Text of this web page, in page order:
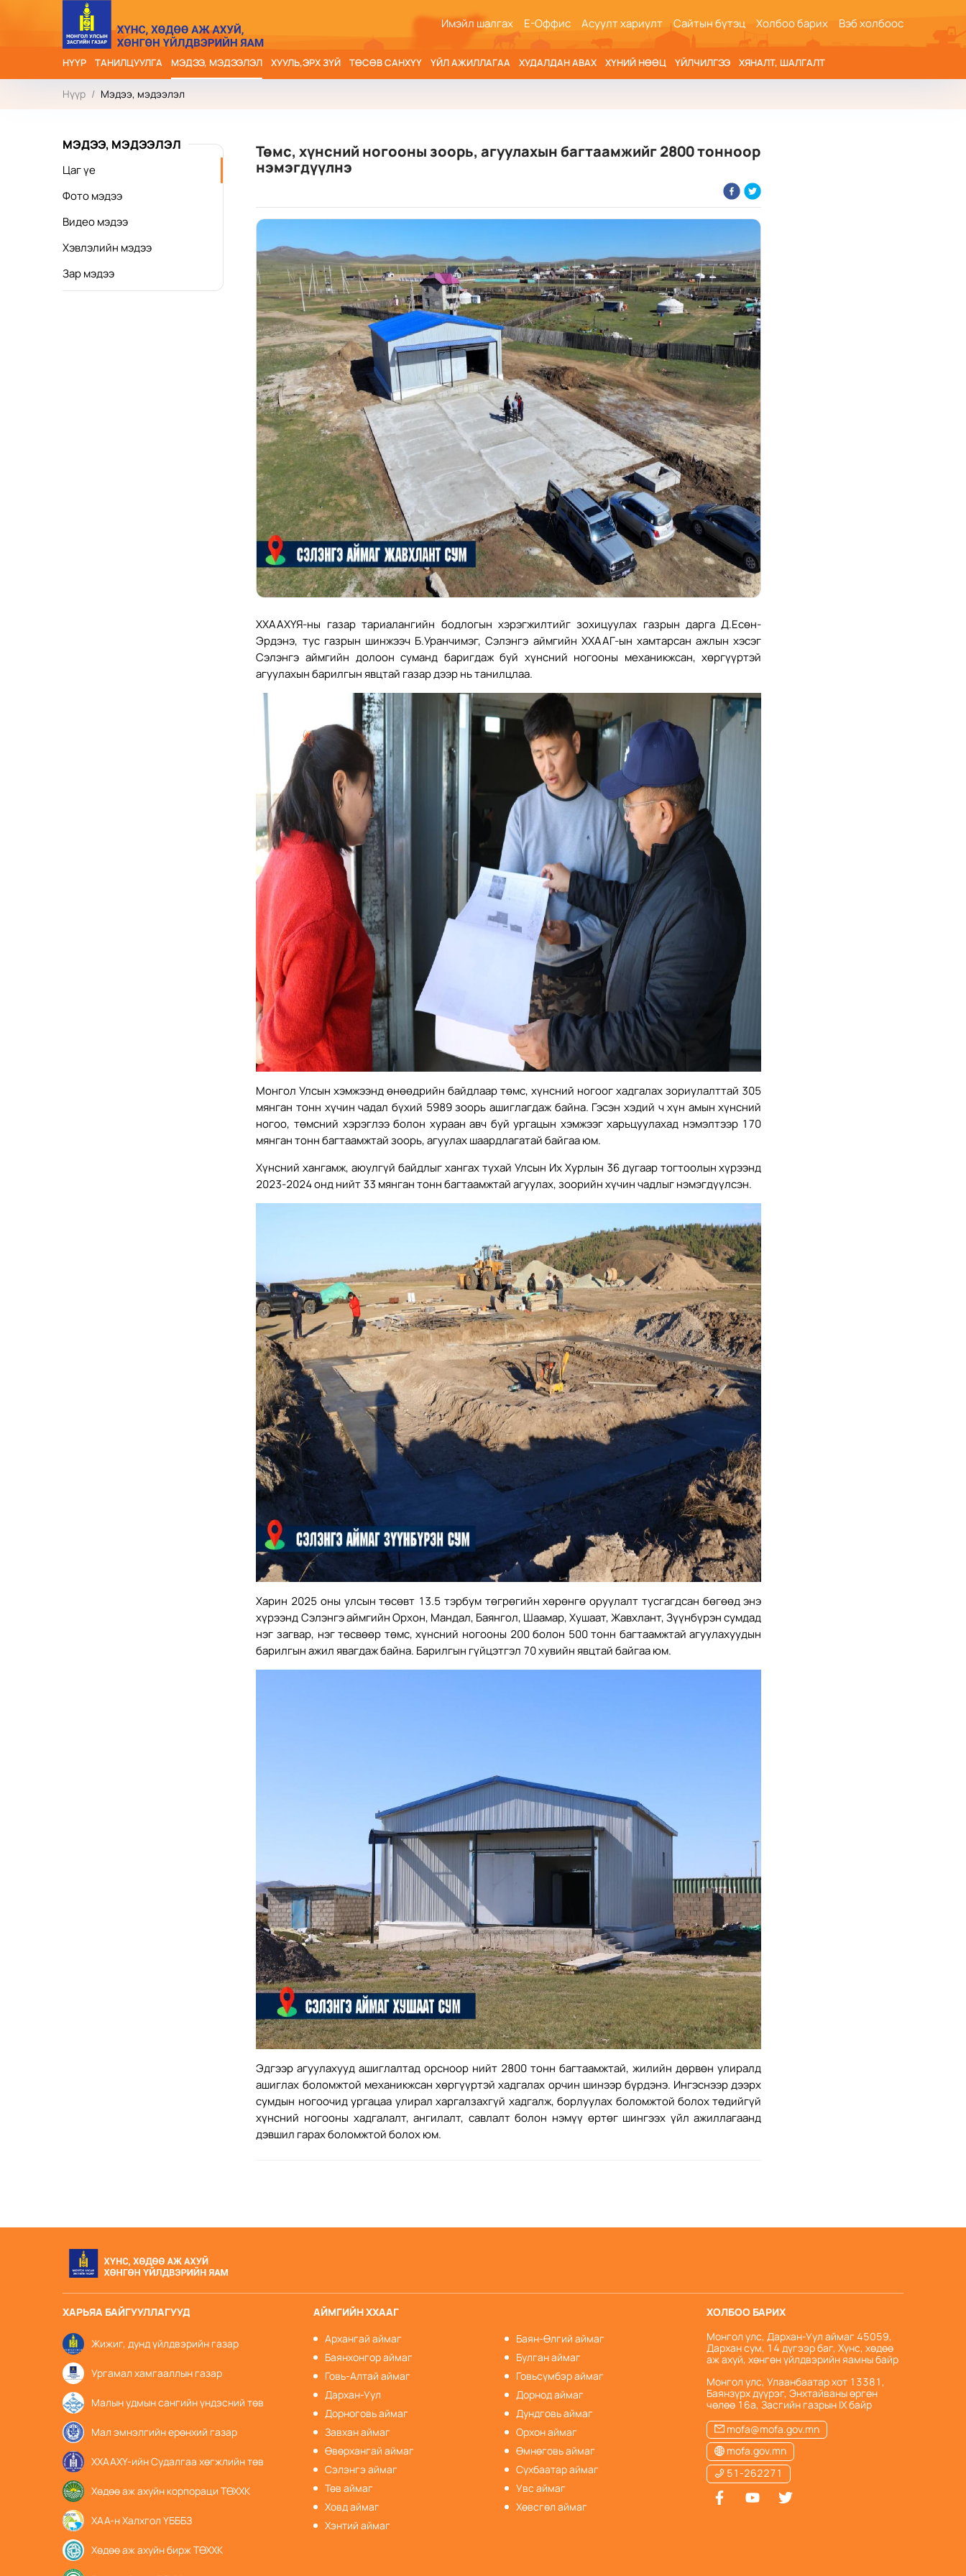
Имэйл шалгах Е-Оффис Асуулт хариулт Сайтын бүтэц Холбоо барих Вэб холбоос
НҮҮР ТАНИЛЦУУЛГА МЭДЭЭ, МЭДЭЭЛЭЛ ХУУЛЬ,ЭРХ ЗҮЙ ТӨСӨВ САНХҮҮ ҮЙЛ АЖИЛЛАГАА ХУДАЛДАН АВАХ ХҮНИЙ НӨӨЦ ҮЙЛЧИЛГЭЭ ХЯНАЛТ, ШАЛГАЛТ
Нүүр / Мэдээ, мэдээлэл
МЭДЭЭ, МЭДЭЭЛЭЛ
Цаг үе
Фото мэдээ
Видео мэдээ
Хэвлэлийн мэдээ
Зар мэдээ
Төмс, хүнсний ногооны зоорь, агуулахын багтаамжийг 2800 тонноор
нэмэгдүүлнэ
ХХААХҮЯ-ны газар тариалангийн бодлогын хэрэгжилтийг зохицуулах газрын дарга Д.Есөн-
Эрдэнэ, тус газрын шинжээч Б.Уранчимэг, Сэлэнгэ аймгийн ХХААГ-ын хамтарсан ажлын хэсэг
Сэлэнгэ аймгийн долоон суманд баригдаж буй хүнсний ногооны механикжсан, хөргүүртэй
агуулахын барилгын явцтай газар дээр нь танилцлаа.
Монгол Улсын хэмжээнд өнөөдрийн байдлаар төмс, хүнсний ногоог хадгалах зориулалттай 305
мянган тонн хүчин чадал бүхий 5989 зоорь ашиглагдаж байна. Гэсэн хэдий ч хүн амын хүнсний
ногоо, төмсний хэрэглээ болон хураан авч буй ургацын хэмжээг харьцуулахад нэмэлтээр 170
мянган тонн багтаамжтай зоорь, агуулах шаардлагатай байгаа юм.
Хүнсний хангамж, аюулгүй байдлыг хангах тухай Улсын Их Хурлын 36 дугаар тогтоолын хүрээнд
2023-2024 онд нийт 33 мянган тонн багтаамжтай агуулах, зоорийн хүчин чадлыг нэмэгдүүлсэн.
Харин 2025 оны улсын төсөвт 13.5 тэрбум төгрөгийн хөрөнгө оруулалт тусгагдсан бөгөөд энэ
хүрээнд Сэлэнгэ аймгийн Орхон, Мандал, Баянгол, Шаамар, Хушаат, Жавхлант, Зүүнбүрэн сумдад
нэг загвар, нэг төсвөөр төмс, хүнсний ногооны 200 болон 500 тонн багтаамжтай агуулахуудын
барилгын ажил явагдаж байна. Барилгын гүйцэтгэл 70 хувийн явцтай байгаа юм.
Эдгээр агуулахууд ашиглалтад орсноор нийт 2800 тонн багтаамжтай, жилийн дөрвөн улиралд
ашиглах боломжтой механикжсан хөргүүртэй хадгалах орчин шинээр бүрдэнэ. Ингэснээр дээрх
сумдын ногоочид ургацаа улирал харгалзахгүй хадгалж, борлуулах боломжтой болох төдийгүй
хүнсний ногооны хадгалалт, ангилалт, савлалт болон нэмүү өртөг шингээх үйл ажиллагаанд
дэвшил гарах боломжтой болох юм.
ХАРЬЯА БАЙГУУЛЛАГУУД
Жижиг, дунд үйлдвэрийн газар
Ургамал хамгааллын газар
Малын удмын сангийн үндэсний төв
Мал эмнэлгийн ерөнхий газар
ХХААХҮ-ийн Судалгаа хөгжлийн төв
Хөдөө аж ахуйн корпораци ТӨХХК
ХАА-н Халхгол ҮБББЗ
Хөдөө аж ахуйн бирж ТӨХХК
АЙМГИЙН ХХААГ
Архангай аймаг
Баян-Өлгий аймаг
Баянхонгор аймаг
Булган аймаг
Говь-Алтай аймаг
Говьсүмбэр аймаг
Дархан-Уул
Дорнод аймаг
Дорноговь аймаг
Дундговь аймаг
Завхан аймаг
Орхон аймаг
Өвөрхангай аймаг
Өмнөговь аймаг
Сэлэнгэ аймаг
Сүхбаатар аймаг
Төв аймаг
Увс аймаг
Ховд аймаг
Хөвсгөл аймаг
Хэнтий аймаг
ХОЛБОО БАРИХ
Монгол улс, Дархан-Уул аймаг 45059,
Дархан сум, 14 дүгээр баг, Хүнс, хөдөө
аж ахуй, хөнгөн үйлдвэрийн яамны байр
Монгол улс, Улаанбаатар хот 13381,
Баянзүрх дүүрэг, Энхтайваны өргөн
чөлөө 16а, Засгийн газрын IX байp
mofa@mofa.gov.mn
mofa.gov.mn
51-262271